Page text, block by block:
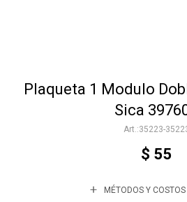
Plaqueta 1 Modulo
Sica
35223-
$ 55
MÉTODOS Y
Varios